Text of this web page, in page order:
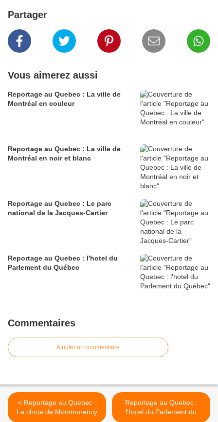
Partager
Vous aimerez aussi
Reportage au Quebec : La ville de
Montréal en couleur
Reportage au Quebec : La ville de
Montréal en noir et blanc
Reportage au Quebec : Le parc
national de la Jacques-Cartier
Reportage au Quebec : l'hotel du
Parlement du Québec
Commentaires
Ajouter un commentaire
< Reportage au Quebec :
La chute de Montmorency
Reportage au Quebec :
l'hotel du Parlement du